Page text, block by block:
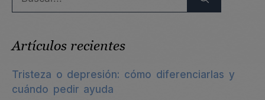
Artículos recientes
Tristeza o depresión: cómo diferenciarlas y
cuándo pedir ayuda